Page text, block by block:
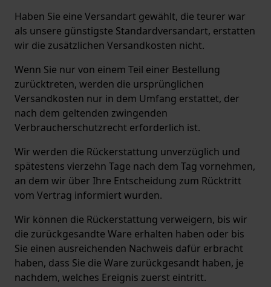
Haben Sie eine Versandart gewählt, die teurer war
als unsere günstigste Standardversandart, erstatten
wir die zusätzlichen Versandkosten nicht.
Wenn Sie nur von einem Teil einer Bestellung
zurücktreten, werden die ursprünglichen
Versandkosten nur in dem Umfang erstattet, der
nach dem geltenden zwingenden
Verbraucherschutzrecht erforderlich ist.
Wir werden die Rückerstattung unverzüglich und
spätestens vierzehn Tage nach dem Tag vornehmen,
an dem wir über Ihre Entscheidung zum Rücktritt
vom Vertrag informiert wurden.
Wir können die Rückerstattung verweigern, bis wir
die zurückgesandte Ware erhalten haben oder bis
Sie einen ausreichenden Nachweis dafür erbracht
haben, dass Sie die Ware zurückgesandt haben, je
nachdem, welches Ereignis zuerst eintritt.